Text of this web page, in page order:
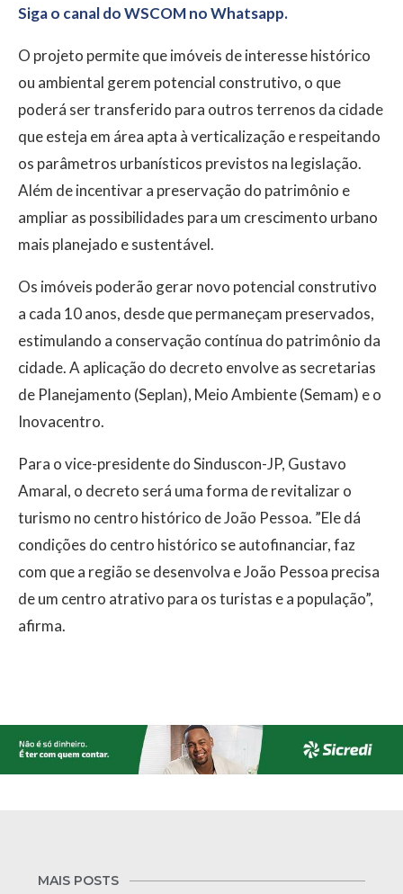
Siga o canal do WSCOM no Whatsapp.
O projeto permite que imóveis de interesse histórico
ou ambiental gerem potencial construtivo, o que
poderá ser transferido para outros terrenos da cidade
que esteja em área apta à verticalização e respeitando
os parâmetros urbanísticos previstos na legislação.
Além de incentivar a preservação do patrimônio e
ampliar as possibilidades para um crescimento urbano
mais planejado e sustentável.
Os imóveis poderão gerar novo potencial construtivo
a cada 10 anos, desde que permaneçam preservados,
estimulando a conservação contínua do patrimônio da
cidade. A aplicação do decreto envolve as secretarias
de Planejamento (Seplan), Meio Ambiente (Semam) e o
Inovacentro.
Para o vice-presidente do Sinduscon-JP, Gustavo
Amaral, o decreto será uma forma de revitalizar o
turismo no centro histórico de João Pessoa. ”Ele dá
condições do centro histórico se autofinanciar, faz
com que a região se desenvolva e João Pessoa precisa
de um centro atrativo para os turistas e a população”,
afirma.
MAIS POSTS